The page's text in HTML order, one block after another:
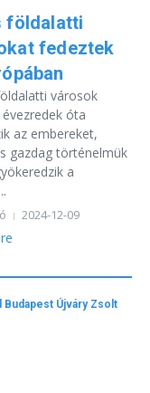
földalatti
fedeztek
városok
óta
az embereket,
gazdag történelmük
a
2024-12-09
Budapest Újváry Zsolt